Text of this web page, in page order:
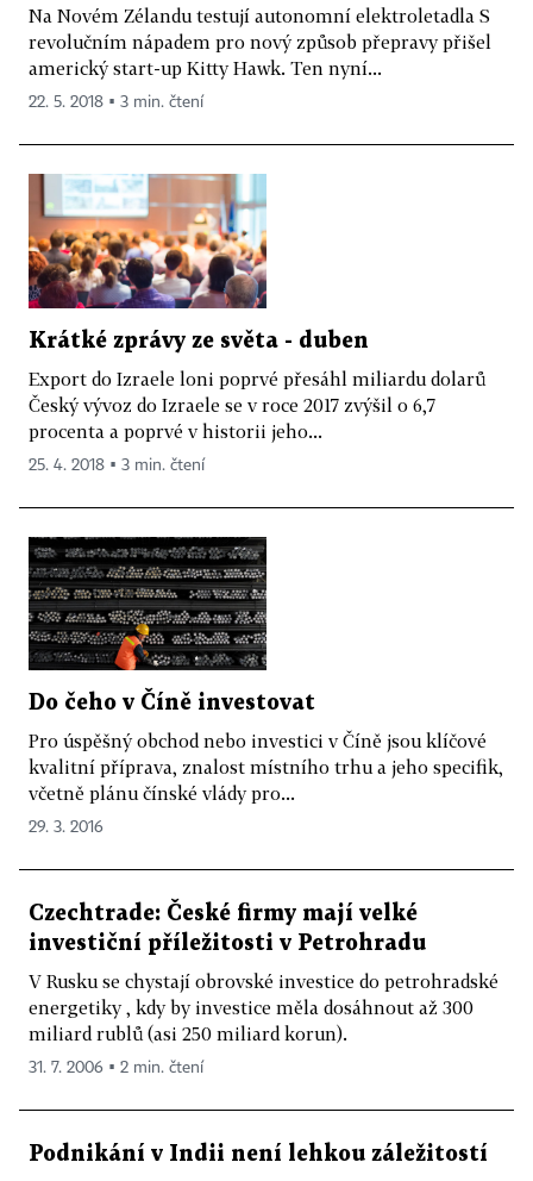
Na Novém Zélandu testují autonomní elektroletadla S
revolučním nápadem pro nový způsob přepravy přišel
americký start-up Kitty Hawk. Ten nyní...
22. 5. 2018 ▪ 3 min. čtení
Krátké zprávy ze světa - duben
Export do Izraele loni poprvé přesáhl miliardu dolarů
Český vývoz do Izraele se v roce 2017 zvýšil o 6,7
procenta a poprvé v historii jeho...
25. 4. 2018 ▪ 3 min. čtení
Do čeho v Číně investovat
Pro úspěšný obchod nebo investici v Číně jsou klíčové
kvalitní příprava, znalost místního trhu a jeho specifik,
včetně plánu čínské vlády pro...
29. 3. 2016
Czechtrade: České firmy mají velké
investiční příležitosti v Petrohradu
V Rusku se chystají obrovské investice do petrohradské
energetiky , kdy by investice měla dosáhnout až 300
miliard rublů (asi 250 miliard korun).
31. 7. 2006 ▪ 2 min. čtení
Podnikání v Indii není lehkou záležitostí